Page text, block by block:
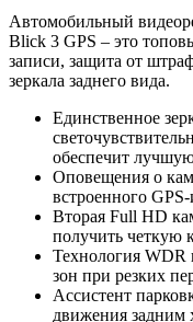
Автомобильный
Blick 3 GPS – это
записи, защита от
зеркала заднего вида.
Единственное
обеспечит
Оповещения о
встроенного
Вторая Full HD
получить четкую
Технология WDR
зон при резких
Ассистент
движения задним